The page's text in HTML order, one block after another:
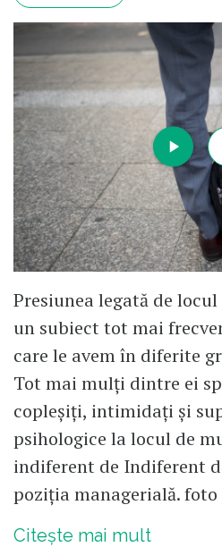
Presiunea legată de
un subiect tot mai
care le avem în diferite
Tot mai mulți dintre ei
copleșiți, intimidați și
psihologice la locul de
indiferent de Indiferent
poziția managerială. foto
Citește mai mult